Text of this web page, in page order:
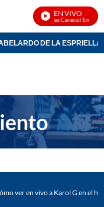
EN VIVO
Noticias Caracol En Vivo
DE LA ESPRIELLA
ver en vivo a Karol G en el